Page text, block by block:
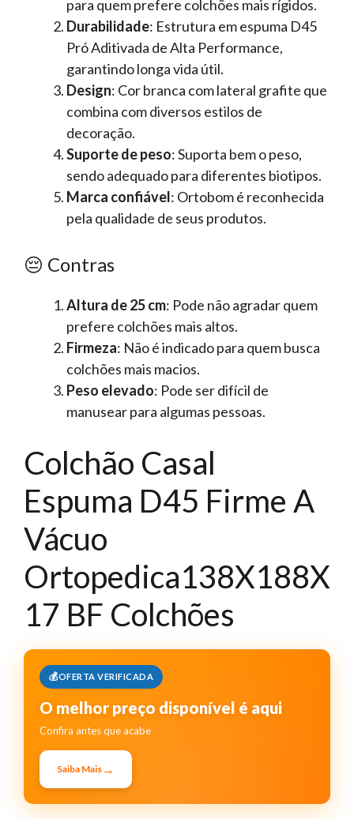
para quem prefere colchões mais rígidos.
Durabilidade: Estrutura em espuma D45
Pró Aditivada de Alta Performance,
garantindo longa vida útil.
Design: Cor branca com lateral grafite que
combina com diversos estilos de
decoração.
Suporte de peso: Suporta bem o peso,
sendo adequado para diferentes biotipos.
Marca confiável: Ortobom é reconhecida
pela qualidade de seus produtos.
😔 Contras
Altura de 25 cm: Pode não agradar quem
prefere colchões mais altos.
Firmeza: Não é indicado para quem busca
colchões mais macios.
Peso elevado: Pode ser difícil de
manusear para algumas pessoas.
Colchão Casal
Espuma D45 Firme A
Vácuo
Ortopedica138X188X
17 BF Colchões
OFERTA VERIFICADA
O melhor preço disponível é aqui
Confira antes que acabe
Saiba Mais →